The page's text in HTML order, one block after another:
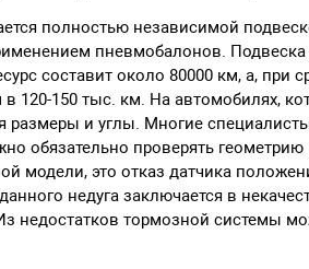
полностью независимой
пневмобалонов.
составит около 80000 км, а, при
в 120-150 тыс. км. На автомобилях,
размеры и углы. Многие
обязательно проверять
модели, это отказ датчика
недуга заключается в
недостатков тормозной системы